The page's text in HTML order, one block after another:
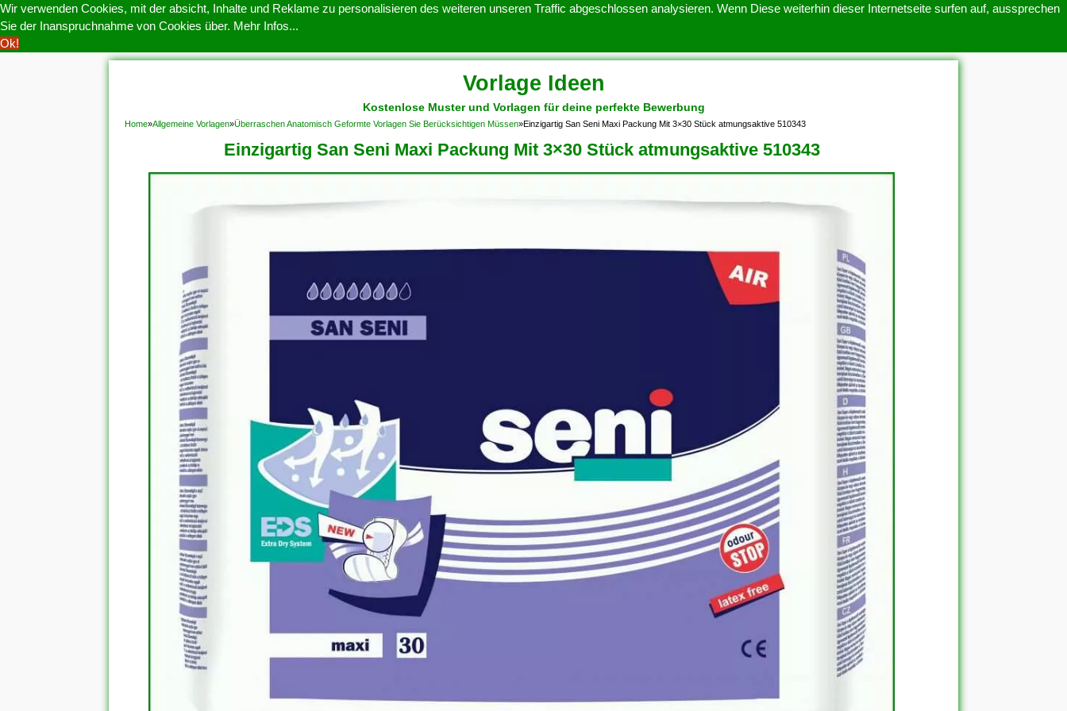
Wir verwenden Cookies, mit der absicht, Inhalte und Reklame zu personalisieren des weiteren unseren Traffic abgeschlossen analysieren. Wenn Diese weiterhin dieser Internetseite surfen auf, aussprechen
Sie der Inanspruchnahme von Cookies über. Mehr Infos...
Ok!
Vorlage Ideen
DATENSCHUTZERKLARUNG KONTAKT NUTZUNGSBEDINGUNGEN
Kostenlose Muster und Vorlagen für deine perfekte Bewerbung
Home»Allgemeine Vorlagen»Überraschen Anatomisch Geformte Vorlagen Sie Berücksichtigen Müssen»Einzigartig San Seni Maxi Packung Mit 3×30 Stück atmungsaktive 510343
Einzigartig San Seni Maxi Packung Mit 3×30 Stück atmungsaktive 510343